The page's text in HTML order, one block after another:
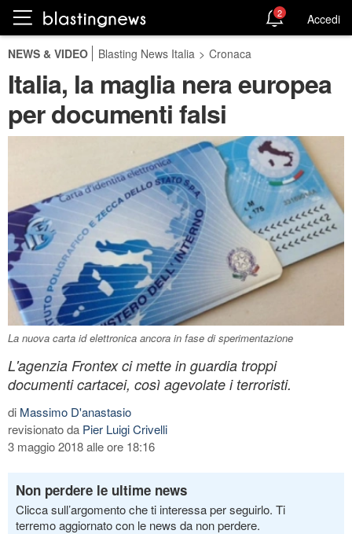
2 Accedi
NEWS & VIDEO Blasting News Italia > Cronaca
Italia, la maglia nera europea
per documenti falsi
La nuova carta id elettronica ancora in fase di sperimentazione
L'agenzia Frontex ci mette in guardia troppi
documenti cartacei, così agevolate i terroristi.
di Massimo D'anastasio
revisionato da Pier Luigi Crivelli
3 maggio 2018 alle ore 18:16
Non perdere le ultime news
Clicca sull’argomento che ti interessa per seguirlo. Ti
terremo aggiornato con le news da non perdere.